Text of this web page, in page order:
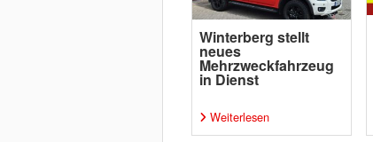
Winterberg stellt
neues
Mehrzweckfahrzeug
in Dienst
Weiterlesen